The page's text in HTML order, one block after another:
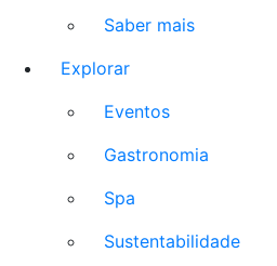
Saber mais
Explorar
Eventos
Gastronomia
Spa
Sustentabilidade